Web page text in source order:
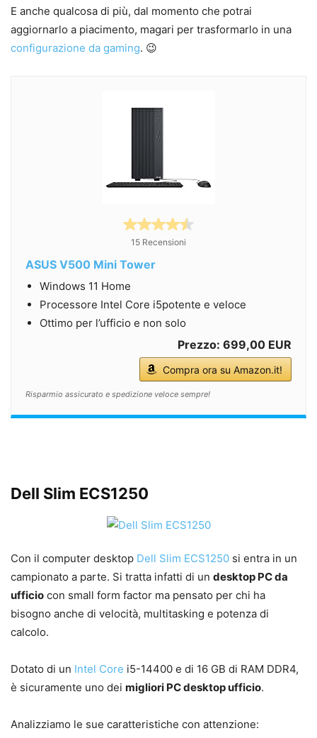
E anche qualcosa di più, dal momento che potrai
aggiornarlo a piacimento, magari per trasformarlo in una
configurazione da gaming. 😉
15 Recensioni
ASUS V500 Mini Tower
Windows 11 Home
Processore Intel Core i5potente e veloce
Ottimo per l’ufficio e non solo
Prezzo: 699,00 EUR
Compra ora su Amazon.it!
Risparmio assicurato e spedizione veloce sempre!
Dell Slim ECS1250
Con il computer desktop Dell Slim ECS1250 si entra in un
campionato a parte. Si tratta infatti di un desktop PC da
ufficio con small form factor ma pensato per chi ha
bisogno anche di velocità, multitasking e potenza di
calcolo.
Dotato di un Intel Core i5-14400 e di 16 GB di RAM DDR4,
è sicuramente uno dei migliori PC desktop ufficio.
Analizziamo le sue caratteristiche con attenzione: